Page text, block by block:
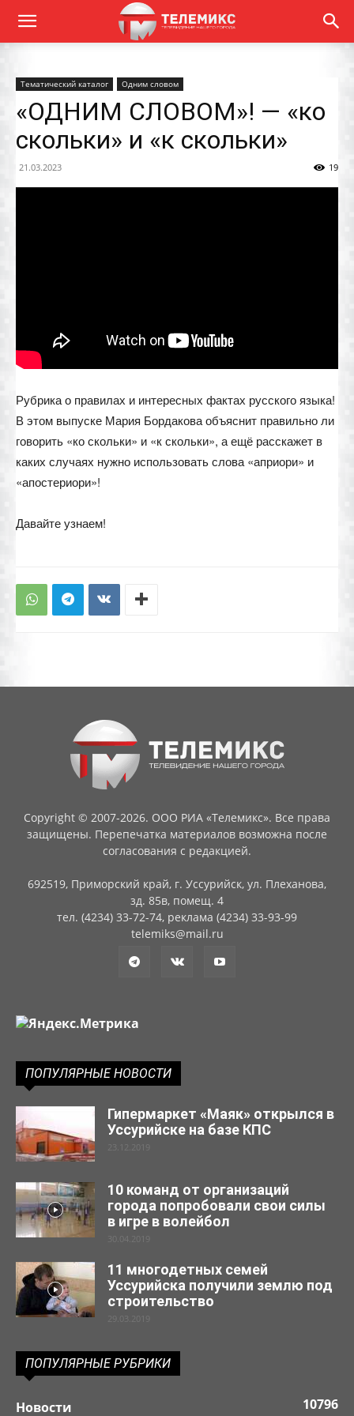
Тематический каталог Одним словом
«ОДНИМ СЛОВОМ»! — «ко
скольки» и «к скольки»
21.03.2023 19
Рубрика о правилах и интересных фактах русского языка!
В этом выпуске Мария Бордакова объяснит правильно ли
говорить «ко скольки» и «к скольки», а ещё расскажет в
каких случаях нужно использовать слова «априори» и
«апостериори»!
Давайте узнаем!
Copyright © 2007-2026. ООО РИА «Телемикс». Все права
защищены. Перепечатка материалов возможна после
согласования с редакцией.
692519, Приморский край, г. Уссурийск, ул. Плеханова,
зд. 85в, помещ. 4
тел. (4234) 33-72-74, реклама (4234) 33-93-99
telemiks@mail.ru
ПОПУЛЯРНЫЕ НОВОСТИ
Гипермаркет «Маяк» открылся в
Уссурийске на базе КПС
23.12.2019
10 команд от организаций
города попробовали свои силы
в игре в волейбол
30.04.2019
11 многодетных семей
Уссурийска получили землю под
строительство
29.03.2019
ПОПУЛЯРНЫЕ РУБРИКИ
Новости 10796